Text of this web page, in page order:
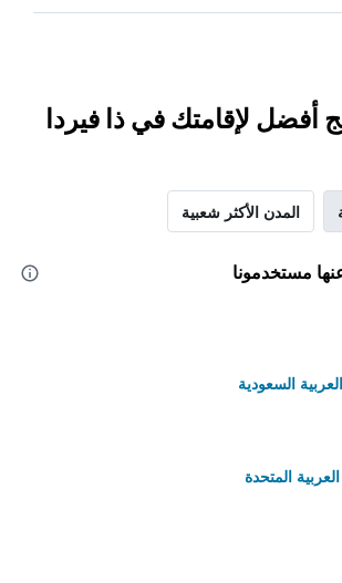
أفضل لإقامتك في ذا فيردا
المدن الأكثر شعبية
مستخدمونا
السعودية
المتحدة